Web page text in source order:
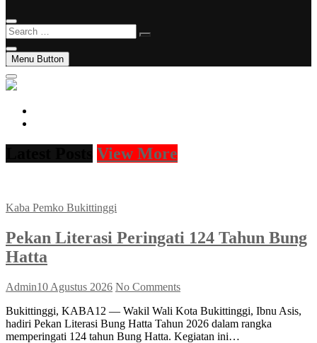
Search
…
Menu Button
View More
Kaba Pemko Bukittinggi
Pekan Literasi Peringati 124 Tahun Bung
Hatta
Admin10 Agustus 2026 No Comments
Bukittinggi, KABA12 — Wakil Wali Kota Bukittinggi, Ibnu Asis,
hadiri Pekan Literasi Bung Hatta Tahun 2026 dalam rangka
memperingati 124 tahun Bung Hatta. Kegiatan ini…